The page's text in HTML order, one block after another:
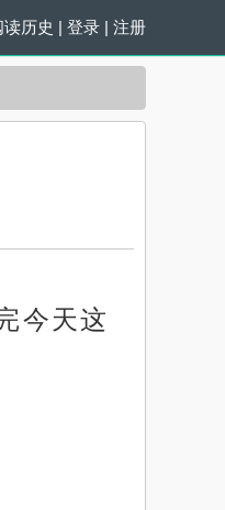
读历史 | 登录 | 注册
今天这